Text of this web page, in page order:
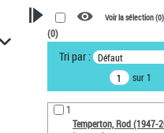
VOTRE RECHERCHE
Recherche avancée
notices d’autorité
Œuvres liées à l'auteur :
Temperton, Rod (1947-
Voir la sélection (0)
(0)
Tri par : Défaut
sur 1
1
Temperton, Rod (1947-